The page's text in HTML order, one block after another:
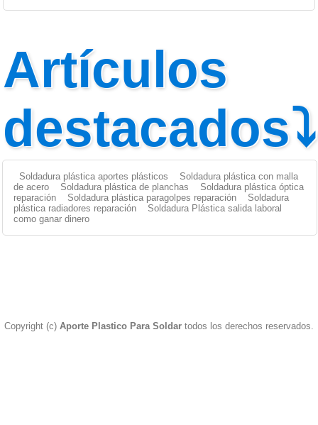
Artículos
destacados⤵
Soldadura plástica aportes plásticos
Soldadura plástica con malla
de acero
Soldadura plástica de planchas
Soldadura plástica óptica
reparación
Soldadura plástica paragolpes reparación
Soldadura
plástica radiadores reparación
Soldadura Plástica salida laboral
como ganar dinero
Copyright (c) Aporte Plastico Para Soldar todos los derechos reservados.